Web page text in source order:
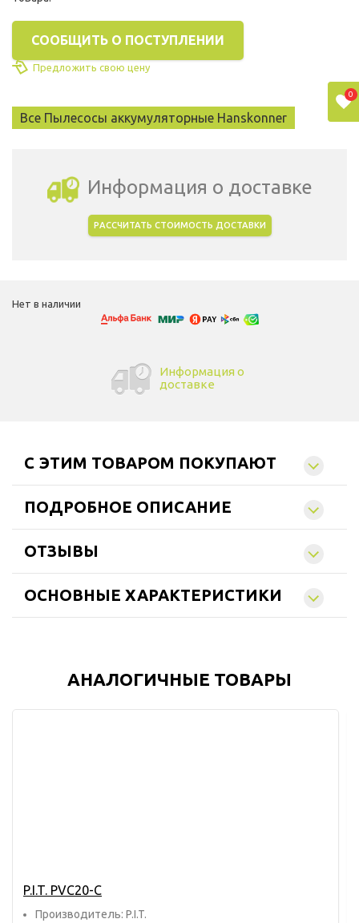
СООБЩИТЬ О ПОСТУПЛЕНИИ
Предложить свою цену
Все Пылесосы аккумуляторные Hanskonner
Информация о доставке
РАССЧИТАТЬ СТОИМОСТЬ ДОСТАВКИ
Нет в наличии
Информация о
доставке
C ЭТИМ ТОВАРОМ ПОКУПАЮТ
ПОДРОБНОЕ ОПИСАНИЕ
ОТЗЫВЫ
ОСНОВНЫЕ ХАРАКТЕРИСТИКИ
АНАЛОГИЧНЫЕ ТОВАРЫ
P.I.T. PVC20-C
Прoизвoдитель: P.I.T.
0